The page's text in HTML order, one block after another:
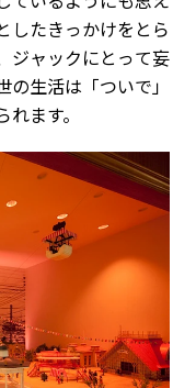
したきっかけをとら
ジャックにとって妄
生活は「ついで」
ます。